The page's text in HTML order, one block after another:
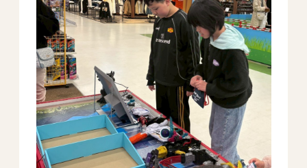
All Peace ｜オールピース
Instagram 事業所紹介動画